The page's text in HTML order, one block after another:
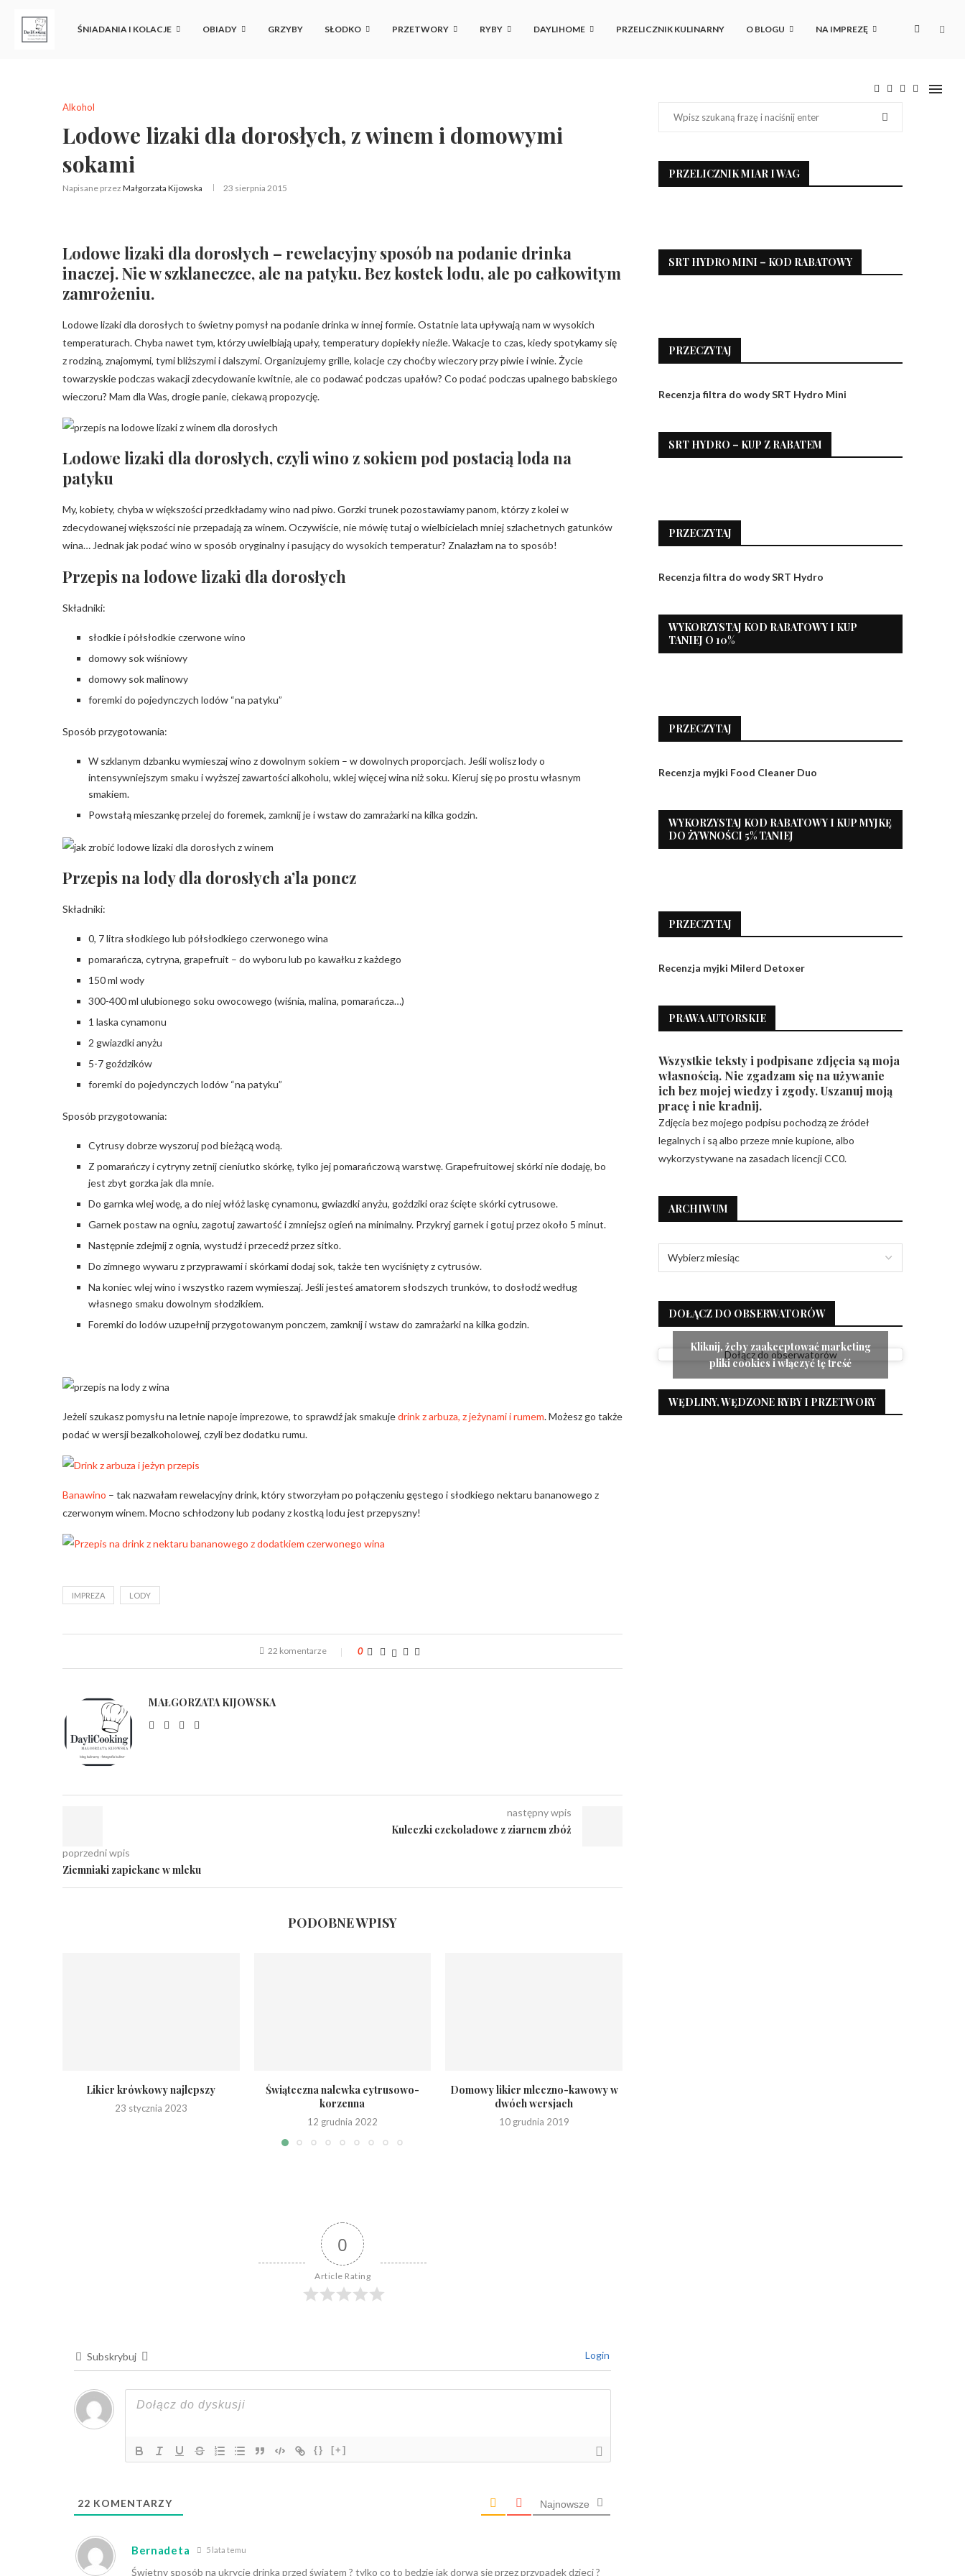
ŚNIADANIA I KOLACJE OBIADY GRZYBY SŁODKO PRZETWORY RYBY DAYLIHOME PRZELICZNIK KULINARNY O BLOGU NA IMPREZĘ
Alkohol
Lodowe lizaki dla dorosłych, z winem i domowymi
sokami
Napisane przez Małgorzata Kijowska 23 sierpnia 2015
Lodowe lizaki dla dorosłych – rewelacyjny sposób na podanie drinka
inaczej. Nie w szklaneczce, ale na patyku. Bez kostek lodu, ale po całkowitym
zamrożeniu.
Lodowe lizaki dla dorosłych to świetny pomysł na podanie drinka w innej formie. Ostatnie lata upływają nam w wysokich
temperaturach. Chyba nawet tym, którzy uwielbiają upały, temperatury dopiekły nieźle. Wakacje to czas, kiedy spotykamy się
z rodziną, znajomymi, tymi bliższymi i dalszymi. Organizujemy grille, kolacje czy choćby wieczory przy piwie i winie. Życie
towarzyskie podczas wakacji zdecydowanie kwitnie, ale co podawać podczas upałów? Co podać podczas upalnego babskiego
wieczoru? Mam dla Was, drogie panie, ciekawą propozycję.
Lodowe lizaki dla dorosłych, czyli wino z sokiem pod postacią loda na
patyku
My, kobiety, chyba w większości przedkładamy wino nad piwo. Gorzki trunek pozostawiamy panom, którzy z kolei w
zdecydowanej większości nie przepadają za winem. Oczywiście, nie mówię tutaj o wielbicielach mniej szlachetnych gatunków
wina… Jednak jak podać wino w sposób oryginalny i pasujący do wysokich temperatur? Znalazłam na to sposób!
Przepis na lodowe lizaki dla dorosłych
Składniki:
słodkie i półsłodkie czerwone wino
domowy sok wiśniowy
domowy sok malinowy
foremki do pojedynczych lodów “na patyku”
Sposób przygotowania:
W szklanym dzbanku wymieszaj wino z dowolnym sokiem – w dowolnych proporcjach. Jeśli wolisz lody o
intensywniejszym smaku i wyższej zawartości alkoholu, wklej więcej wina niż soku. Kieruj się po prostu własnym
smakiem.
Powstałą mieszankę przelej do foremek, zamknij je i wstaw do zamrażarki na kilka godzin.
Przepis na lody dla dorosłych a’la poncz
Składniki:
0, 7 litra słodkiego lub półsłodkiego czerwonego wina
pomarańcza, cytryna, grapefruit – do wyboru lub po kawałku z każdego
150 ml wody
300-400 ml ulubionego soku owocowego (wiśnia, malina, pomarańcza…)
1 laska cynamonu
2 gwiazdki anyżu
5-7 goździków
foremki do pojedynczych lodów “na patyku”
Sposób przygotowania:
Cytrusy dobrze wyszoruj pod bieżącą wodą.
Z pomarańczy i cytryny zetnij cieniutko skórkę, tylko jej pomarańczową warstwę. Grapefruitowej skórki nie dodaję, bo
jest zbyt gorzka jak dla mnie.
Do garnka wlej wodę, a do niej włóż laskę cynamonu, gwiazdki anyżu, goździki oraz ścięte skórki cytrusowe.
Garnek postaw na ogniu, zagotuj zawartość i zmniejsz ogień na minimalny. Przykryj garnek i gotuj przez około 5 minut.
Następnie zdejmij z ognia, wystudź i przecedź przez sitko.
Do zimnego wywaru z przyprawami i skórkami dodaj sok, także ten wyciśnięty z cytrusów.
Na koniec wlej wino i wszystko razem wymieszaj. Jeśli jesteś amatorem słodszych trunków, to dosłodź według
własnego smaku dowolnym słodzikiem.
Foremki do lodów uzupełnij przygotowanym ponczem, zamknij i wstaw do zamrażarki na kilka godzin.
Jeżeli szukasz pomysłu na letnie napoje imprezowe, to sprawdź jak smakujedrink z arbuza, z jeżynami i rumem. Możesz go także
podać w wersji bezalkoholowej, czyli bez dodatku rumu.
Banawino – tak nazwałam rewelacyjny drink, który stworzyłam po połączeniu gęstego i słodkiego nektaru bananowego z
czerwonym winem. Mocno schłodzony lub podany z kostką lodu jest przepyszny!
IMPREZA LODY
22 komentarze 0
MAŁGORZATA KIJOWSKA
poprzedni wpis
Ziemniaki zapiekane w mleku
następny wpis
Kuleczki czekoladowe z ziarnem zbóż
PODOBNE WPISY
Likier krówkowy najlepszy
23 stycznia 2023
Świąteczna nalewka cytrusowo-
korzenna
12 grudnia 2022
Domowy likier mleczno-kawowy w
dwóch wersjach
10 grudnia 2019
0
Article Rating
Subskrybuj Login
{} [+]
22 KOMENTARZY Najnowsze
Bernadeta 5 lata temu
Świetny sposób na ukrycie drinka przed światem ? tylko co to będzie jak dorwą się przez przypadek dzieci ?
PRZELICZNIK MIAR I WAG
SRT HYDRO MINI – KOD RABATOWY
PRZECZYTAJ
Recenzja filtra do wody SRT Hydro Mini
SRT HYDRO – KUP Z RABATEM
PRZECZYTAJ
Recenzja filtra do wody SRT Hydro
WYKORZYSTAJ KOD RABATOWY I KUP
TANIEJ O 10%
PRZECZYTAJ
Recenzja myjki Food Cleaner Duo
WYKORZYSTAJ KOD RABATOWY I KUP MYJKĘ
DO ŻYWNOŚCI 5% TANIEJ
PRZECZYTAJ
Recenzja myjki Milerd Detoxer
PRAWA AUTORSKIE
Wszystkie teksty i podpisane zdjęcia są moja
własnością. Nie zgadzam się na używanie
ich bez mojej wiedzy i zgody. Uszanuj moją
pracę i nie kradnij.
Zdjęcia bez mojego podpisu pochodzą ze źródeł
legalnych i są albo przeze mnie kupione, albo
wykorzystywane na zasadach licencji CC0.
ARCHIWUM
DOŁĄCZ DO OBSERWATORÓW
Dołącz do obserwatorów
Kliknij, żeby zaakceptować marketing
pliki cookies i włączyć tę treść
WĘDLINY, WĘDZONE RYBY I PRZETWORY